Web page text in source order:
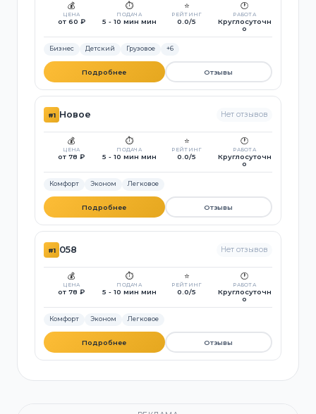
💰
ЦЕНА
от 60 ₽
⏱️
ПОДАЧА
5 - 10 мин мин
⭐
РЕЙТИНГ
0.0/5
🕐
РАБОТА
Круглосуточн
о
Бизнес Детский Грузовое +6
Подробнее Отзывы
#1 Новое Нет отзывов
💰
ЦЕНА
от 78 ₽
⏱️
ПОДАЧА
5 - 10 мин мин
⭐
РЕЙТИНГ
0.0/5
🕐
РАБОТА
Круглосуточн
о
Комфорт Эконом Легковое
Подробнее Отзывы
#1 058 Нет отзывов
💰
ЦЕНА
от 78 ₽
⏱️
ПОДАЧА
5 - 10 мин мин
⭐
РЕЙТИНГ
0.0/5
🕐
РАБОТА
Круглосуточн
о
Комфорт Эконом Легковое
Подробнее Отзывы